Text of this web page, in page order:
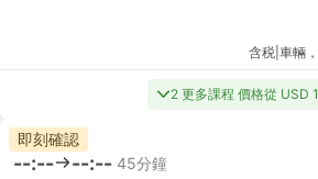
含税 車輛
2 更多課程 價格從 USD
即刻確認
--:-- --:-- 45分鐘